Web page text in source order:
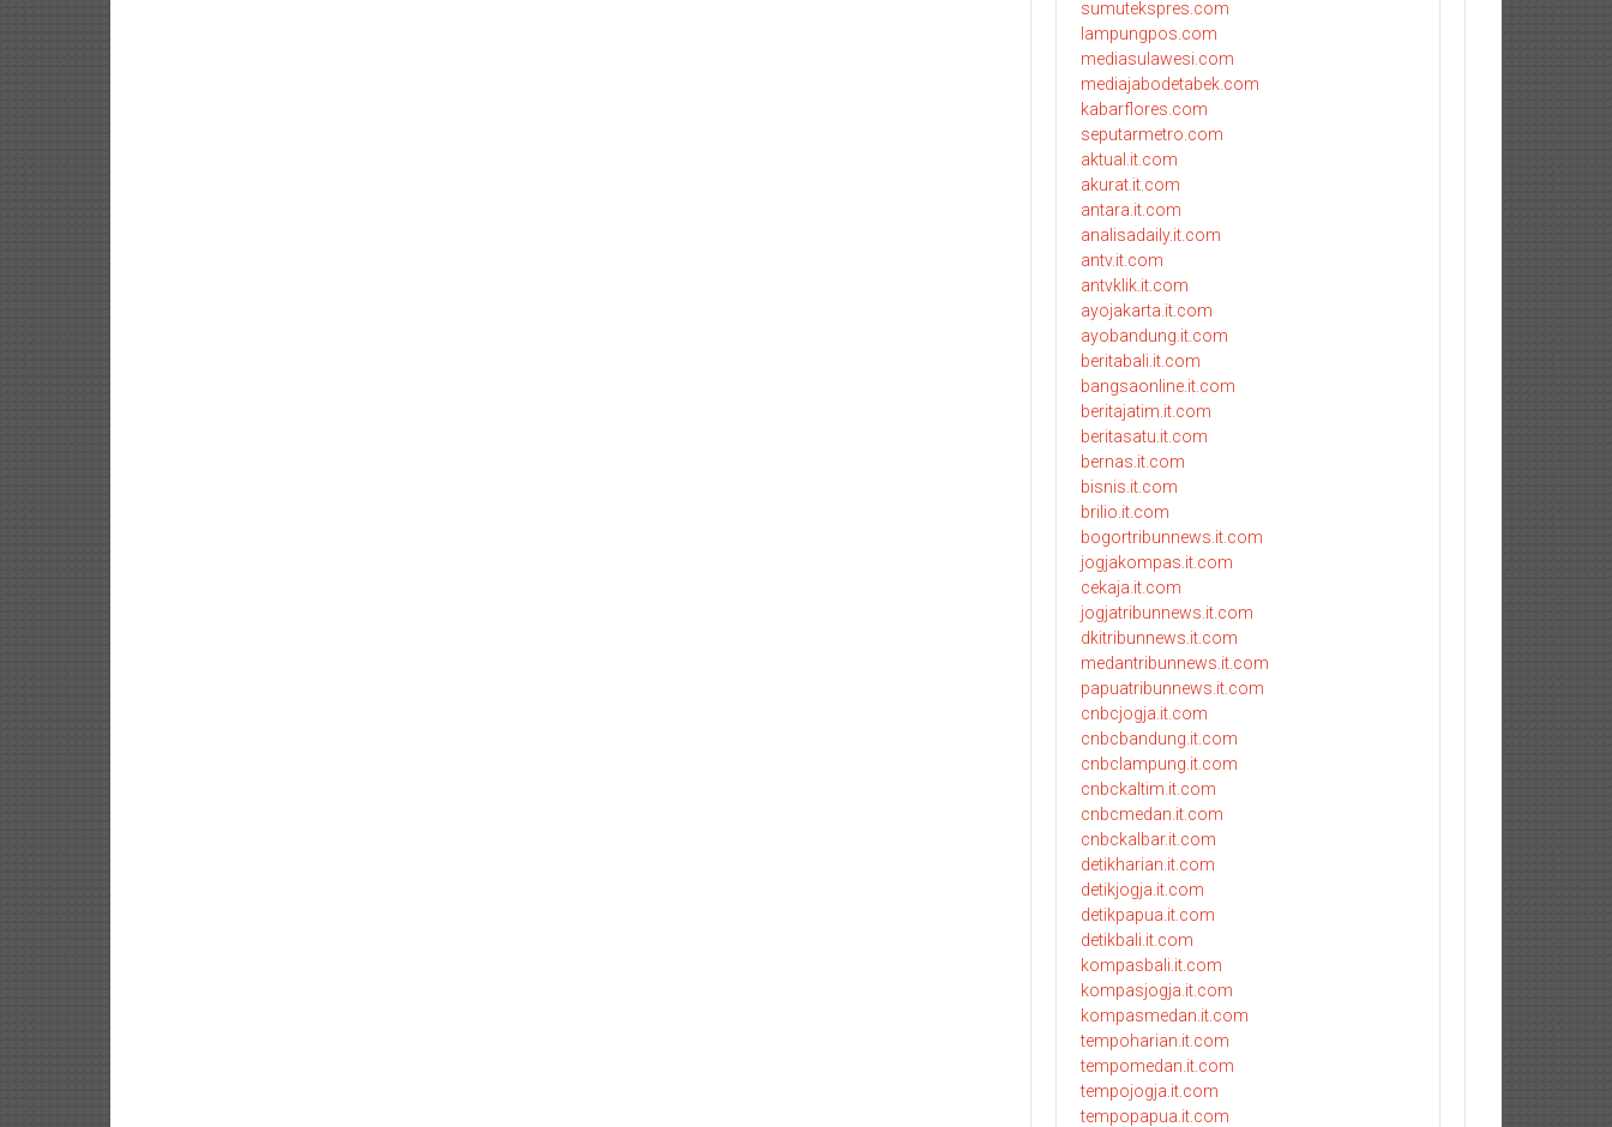
sumutekspres.com
lampungpos.com
mediasulawesi.com
mediajabodetabek.com
kabarflores.com
seputarmetro.com
aktual.it.com
akurat.it.com
antara.it.com
analisadaily.it.com
antv.it.com
antvklik.it.com
ayojakarta.it.com
ayobandung.it.com
beritabali.it.com
bangsaonline.it.com
beritajatim.it.com
beritasatu.it.com
bernas.it.com
bisnis.it.com
brilio.it.com
bogortribunnews.it.com
jogjakompas.it.com
cekaja.it.com
jogjatribunnews.it.com
dkitribunnews.it.com
medantribunnews.it.com
papuatribunnews.it.com
cnbcjogja.it.com
cnbcbandung.it.com
cnbclampung.it.com
cnbckaltim.it.com
cnbcmedan.it.com
cnbckalbar.it.com
detikharian.it.com
detikjogja.it.com
detikpapua.it.com
detikbali.it.com
kompasbali.it.com
kompasjogja.it.com
kompasmedan.it.com
tempoharian.it.com
tempomedan.it.com
tempojogja.it.com
tempopapua.it.com